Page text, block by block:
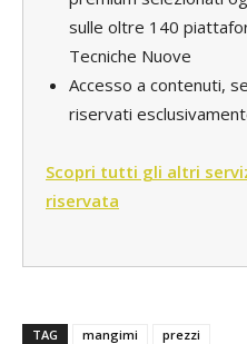
sulle oltre 140
Tecniche Nuove
Accesso a contenuti,
riservati
Scopri tutti gli altri
riservata
TAG mangimi prezzi